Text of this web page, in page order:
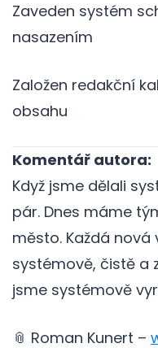
Zaveden systém
nasazením
Založen redakční
obsahu
Komentář autora:
Když jsme dělali
pár. Dnes máme
město. Každá
systémově, čistě a
jsme systémově
📎 Roman Kunert –